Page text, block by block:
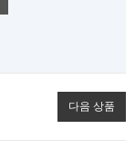
다음 상품